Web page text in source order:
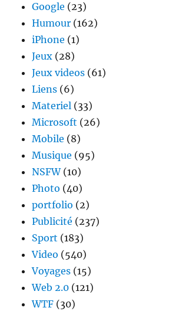
Google (23)
Humour (162)
iPhone (1)
Jeux (28)
Jeux videos (61)
Liens (6)
Materiel (33)
Microsoft (26)
Mobile (8)
Musique (95)
NSFW(10)
Photo (40)
portfolio (2)
Publicité (237)
Sport (183)
Video (540)
Voyages (15)
Web 2.0 (121)
WTF (30)